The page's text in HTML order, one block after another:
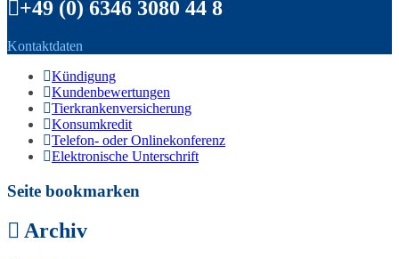
+49 (0) 6346 3080 44 8
Kontaktdaten
Kündigung
Kundenbewertungen
Tierkrankenversicherung
Konsumkredit
Telefon- oder Onlinekonferenz
Elektronische Unterschrift
Seite bookmarken
Archiv